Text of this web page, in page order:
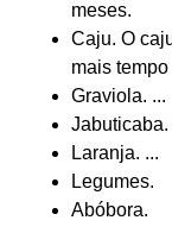
meses.
Caju. O
mais
Graviola. ...
Jabuticaba.
Laranja. ...
Legumes.
Abóbora.